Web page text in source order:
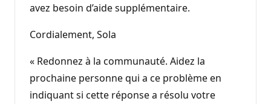
avez besoin d’aide supplémentaire.
Cordialement, Sola
« Redonnez à la communauté. Aidez la
prochaine personne qui a ce problème en
indiquant si cette réponse a résolu votre